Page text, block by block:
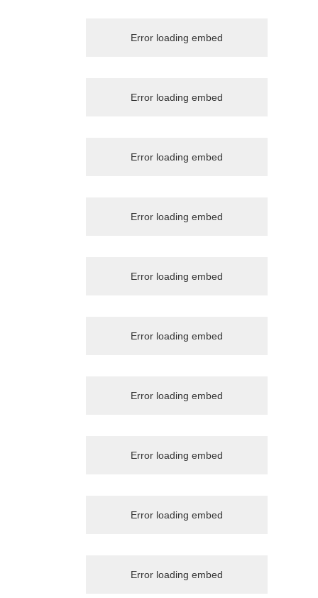
Error loading embed
Error loading embed
Error loading embed
Error loading embed
Error loading embed
Error loading embed
Error loading embed
Error loading embed
Error loading embed
Error loading embed